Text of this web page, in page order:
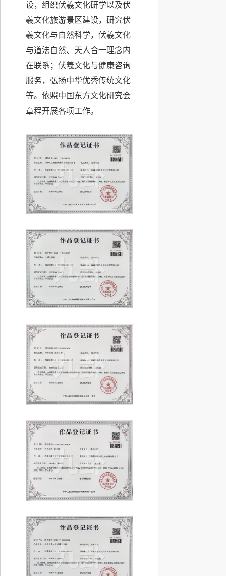
设，组织伏羲文化研学以及伏
羲文化旅游景区建设，研究伏
羲文化与自然科学，伏羲文化
与道法自然、天人合一理念内
在联系；伏羲文化与健康咨询
服务，弘扬中华优秀传统文化
等。依照中国东方文化研究会
章程开展各项工作。